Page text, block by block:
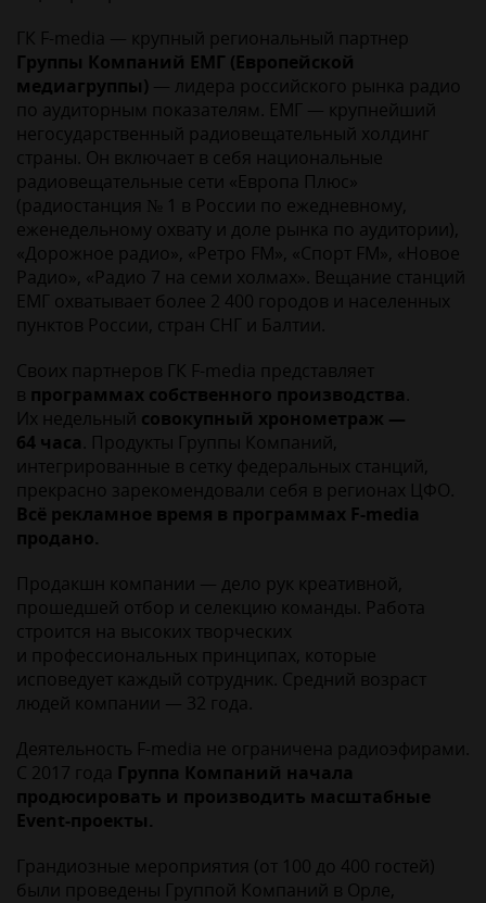
ГК F-media — крупный региональный партнер
Группы Компаний ЕМГ (Европейской
медиагруппы) — лидера российского рынка радио
по аудиторным показателям. ЕМГ — крупнейший
негосударственный радиовещательный холдинг
страны. Он включает в себя национальные
радиовещательные сети «Европа Плюс»
(радиостанция № 1 в России по ежедневному,
еженедельному охвату и доле рынка по аудитории),
«Дорожное радио», «Ретро FM», «Спорт FM», «Новое
Радио», «Радио 7 на семи холмах». Вещание станций
ЕМГ охватывает более 2 400 городов и населенных
пунктов России, стран СНГ и Балтии.
Своих партнеров ГК F-media представляет
в программах собственного производства
Их недельный совокупный хронометраж —
64 часа
. Продукты Группы Компаний,
интегрированные в сетку федеральных станций,
прекрасно зарекомендовали себя в регионах ЦФО.
Всё рекламное время в программах F-media
продано.
Продакшн компании — дело рук креативной,
прошедшей отбор и селекцию команды. Работа
строится на высоких творческих
и профессиональных принципах, которые
исповедует каждый сотрудник. Средний возраст
людей компании — 32 года.
Деятельность F-media не ограничена радиоэфирами.
С 2017 года Группа Компаний начала
продюсировать и производить масштабные
Еvent-проекты.
Грандиозные мероприятия (от 100 до 400 гостей)
были проведены Группой Компаний в Орле,